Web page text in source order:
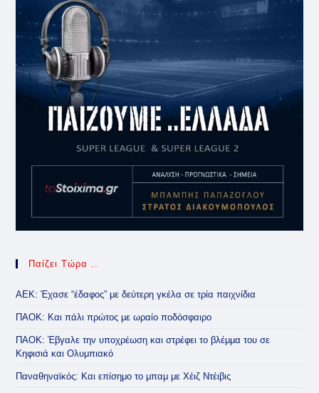
Παίζει Τώρα ..
ΑΕΚ: Έχασε “έδαφος” με δεύτερη γκέλα σε τρία παιχνίδια
ΠΑΟΚ: Και πάλι πρώτος με ωραίο ποδόσφαιρο
ΠΑΟΚ: Έβγαλε την υποχρέωση και στρέφει το βλέμμα του σε
Κηφισιά και Ολυμπιακό
Παναθηναϊκός: Και επίσημο το μπαμ με Χέιζ Ντέιβις